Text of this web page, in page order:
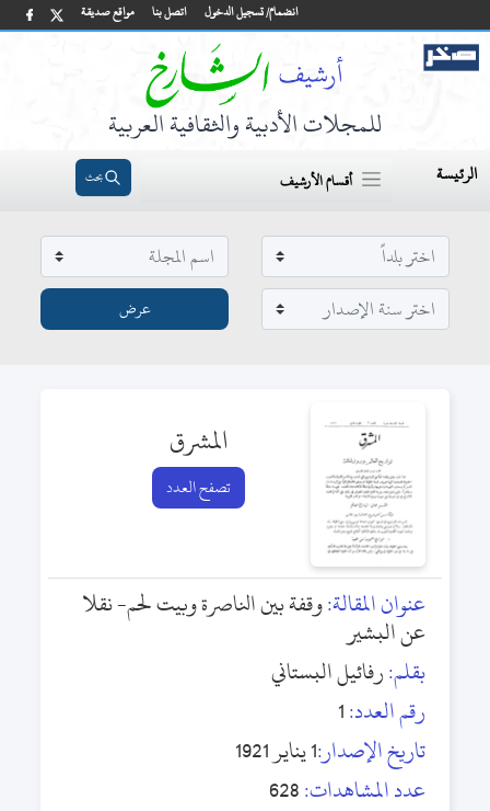
مواقع صديقة اتصل بنا انضمام/ تسجيل الدخول
للمجلات الأدبية والثقافية العربية
الرئيسة أقسام الأرشيف بحث
المشرق
تصفح العدد
عنوان المقالة:وقفة بين الناصرة وبيت لحم- نقلا
عن البشير
بقلم:رفائيل البستاني
رقم العدد:1
تاريخ الإصدار:1 يناير 1921
عدد المشاهدات:628